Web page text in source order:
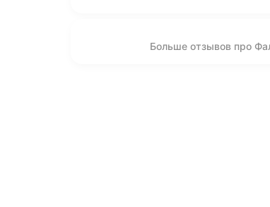
Больше отзывов про